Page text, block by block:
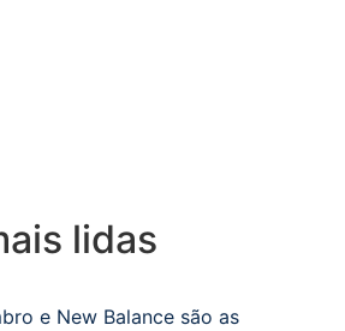
lidas
e New Balance são as